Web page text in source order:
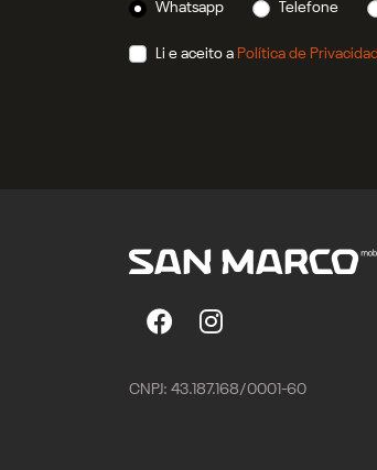
Whatsapp
Telefone
Li e aceito a Política de
CNPJ: 43.187.168/0001-60